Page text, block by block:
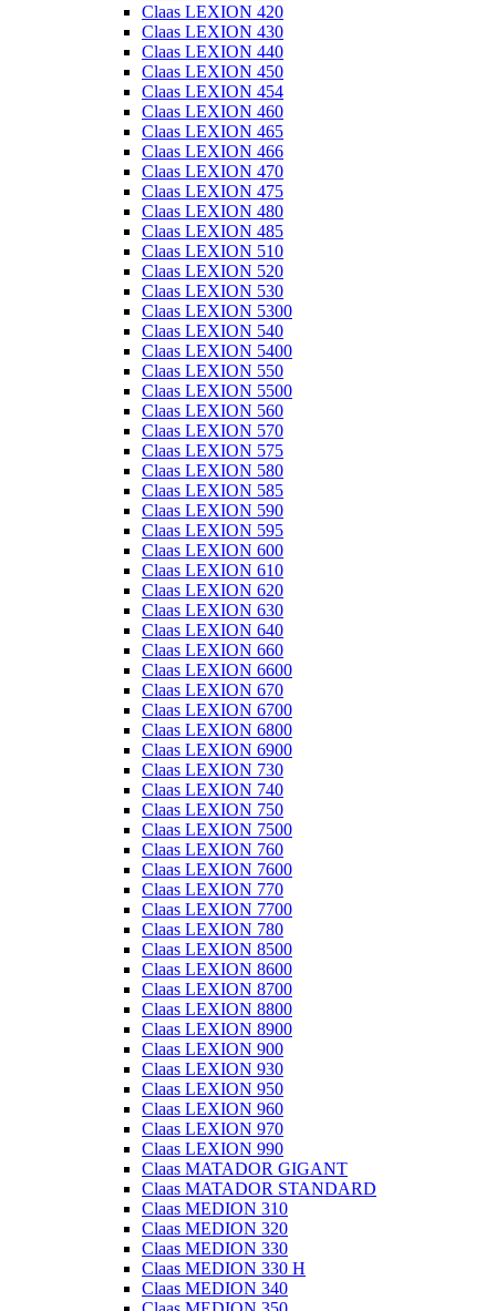
Claas LEXION 420
Claas LEXION 430
Claas LEXION 440
Claas LEXION 450
Claas LEXION 454
Claas LEXION 460
Claas LEXION 465
Claas LEXION 466
Claas LEXION 470
Claas LEXION 475
Claas LEXION 480
Claas LEXION 485
Claas LEXION 510
Claas LEXION 520
Claas LEXION 530
Claas LEXION 5300
Claas LEXION 540
Claas LEXION 5400
Claas LEXION 550
Claas LEXION 5500
Claas LEXION 560
Claas LEXION 570
Claas LEXION 575
Claas LEXION 580
Claas LEXION 585
Claas LEXION 590
Claas LEXION 595
Claas LEXION 600
Claas LEXION 610
Claas LEXION 620
Claas LEXION 630
Claas LEXION 640
Claas LEXION 660
Claas LEXION 6600
Claas LEXION 670
Claas LEXION 6700
Claas LEXION 6800
Claas LEXION 6900
Claas LEXION 730
Claas LEXION 740
Claas LEXION 750
Claas LEXION 7500
Claas LEXION 760
Claas LEXION 7600
Claas LEXION 770
Claas LEXION 7700
Claas LEXION 780
Claas LEXION 8500
Claas LEXION 8600
Claas LEXION 8700
Claas LEXION 8800
Claas LEXION 8900
Claas LEXION 900
Claas LEXION 930
Claas LEXION 950
Claas LEXION 960
Claas LEXION 970
Claas LEXION 990
Claas MATADOR GIGANT
Claas MATADOR STANDARD
Claas MEDION 310
Claas MEDION 320
Claas MEDION 330
Claas MEDION 330 H
Claas MEDION 340